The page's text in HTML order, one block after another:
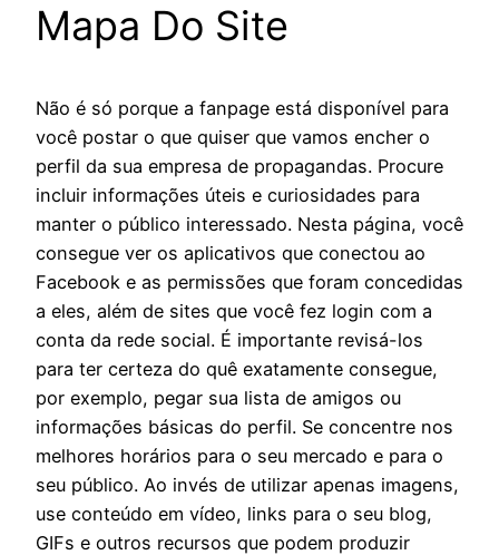
Mapa Do Site
Não é só porque a fanpage está disponível para
você postar o que quiser que vamos encher o
perfil da sua empresa de propagandas. Procure
incluir informações úteis e curiosidades para
manter o público interessado. Nesta página, você
consegue ver os aplicativos que conectou ao
Facebook e as permissões que foram concedidas
a eles, além de sites que você fez login com a
conta da rede social. É importante revisá-los
para ter certeza do quê exatamente consegue,
por exemplo, pegar sua lista de amigos ou
informações básicas do perfil. Se concentre nos
melhores horários para o seu mercado e para o
seu público. Ao invés de utilizar apenas imagens,
use conteúdo em vídeo, links para o seu blog,
GIFs e outros recursos que podem produzir